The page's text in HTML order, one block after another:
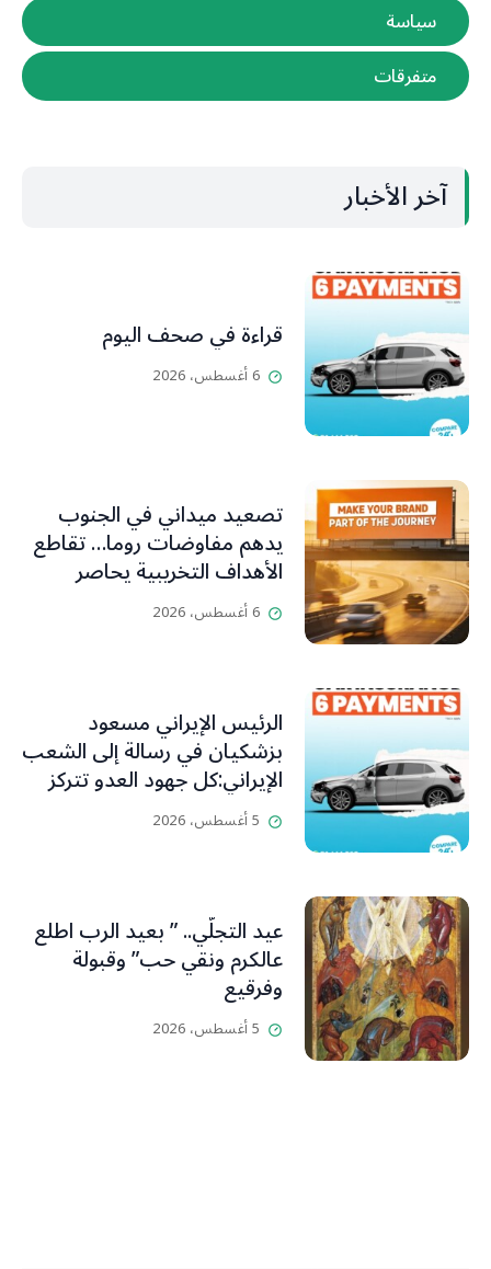
سياسة
متفرقات
آخر الأخبار
قراءة في صحف اليوم
6 أغسطس، 2026
تصعيد ميداني في الجنوب
يدهم مفاوضات روما… تقاطع
الأهداف التخريبية يحاصر
الجانب اللبناني
6 أغسطس، 2026
الرئيس الإيراني مسعود
بزشكيان في رسالة إلى الشعب
الإيراني:كل جهود العدو تتركز
على إيجاد الفرقة والانقسام في
إيران.
5 أغسطس، 2026
عيد التجلّي.. ” بعيد الرب اطلع
عالكرم ونقي حب” وقبولة
وفرقيع
5 أغسطس، 2026